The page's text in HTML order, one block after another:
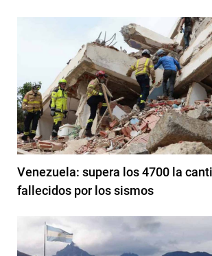
Venezuela: supera los 4700 la
fallecidos por los sismos